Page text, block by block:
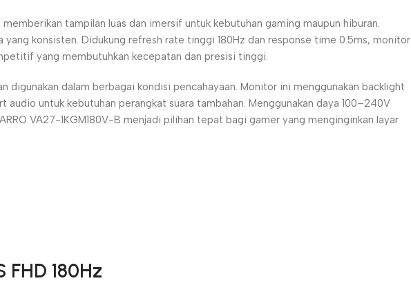
tampilan luas dan imersif untuk kebutuhan gaming maupun hiburan.
konsisten. Didukung refresh rate tinggi 180Hz dan response time 0.5ms, monitor
yang membutuhkan kecepatan dan presisi tinggi.
digunakan dalam berbagai kondisi pencahayaan. Monitor ini menggunakan backlight
untuk kebutuhan perangkat suara tambahan. Menggunakan daya 100–240V
VA27-1KGM180V-B menjadi pilihan tepat bagi gamer yang menginginkan layar
FHD 180Hz